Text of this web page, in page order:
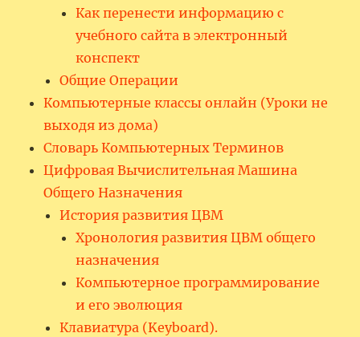
Как перенести информацию с
учебного сайта в электронный
конспект
Общие Операции
Компьютерные классы онлайн (Уроки не
выходя из дома)
Словарь Компьютерных Терминов
Цифровая Вычислительная Машина
Общего Назначения
История развития ЦВМ
Хронология развития ЦВМ общего
назначения
Компьютерное программирование
и его эволюция
Клавиатура (Keyboard).